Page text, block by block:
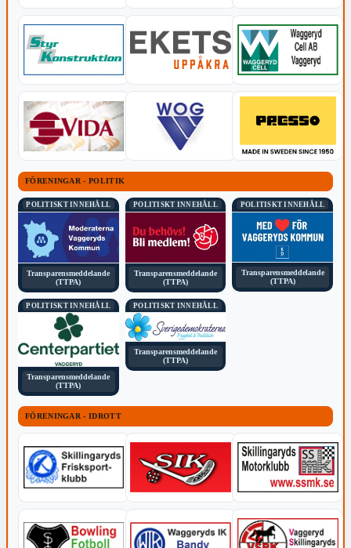
FÖRENINGAR - POLITIK
POLITISKT INNEHÅLL
Transparensmeddelande
(TTPA)
POLITISKT INNEHÅLL
Transparensmeddelande
(TTPA)
POLITISKT INNEHÅLL
Transparensmeddelande
(TTPA)
POLITISKT INNEHÅLL
Transparensmeddelande
(TTPA)
POLITISKT INNEHÅLL
Transparensmeddelande
(TTPA)
FÖRENINGAR - IDROTT